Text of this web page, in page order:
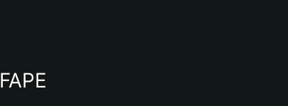
حول محفظة FAPE